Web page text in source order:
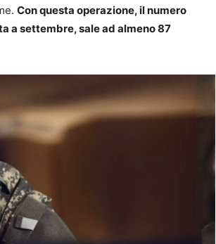
Con questa operazione, il numero
a settembre, sale ad almeno 87